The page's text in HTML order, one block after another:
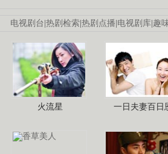
电视剧台|热剧检索|热剧点播|电视剧库|趣
火流星 一日夫妻百日